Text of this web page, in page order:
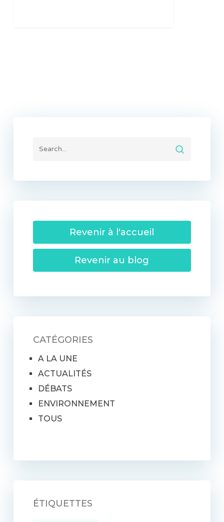
Revenir à l'accueil
Revenir au blog
CATÉGORIES
A LA UNE
ACTUALITÉS
DÉBATS
ENVIRONNEMENT
TOUS
ÉTIQUETTES